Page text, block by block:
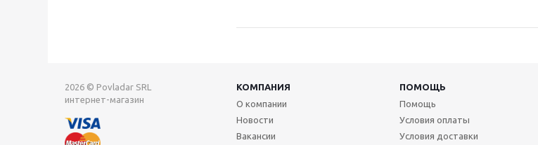
2026 © Povladar SRL
интернет-магазин
КОМПАНИЯ ПОМОЩЬ
О компании
Новости
Вакансии
Помощь
Условия оплаты
Условия доставки